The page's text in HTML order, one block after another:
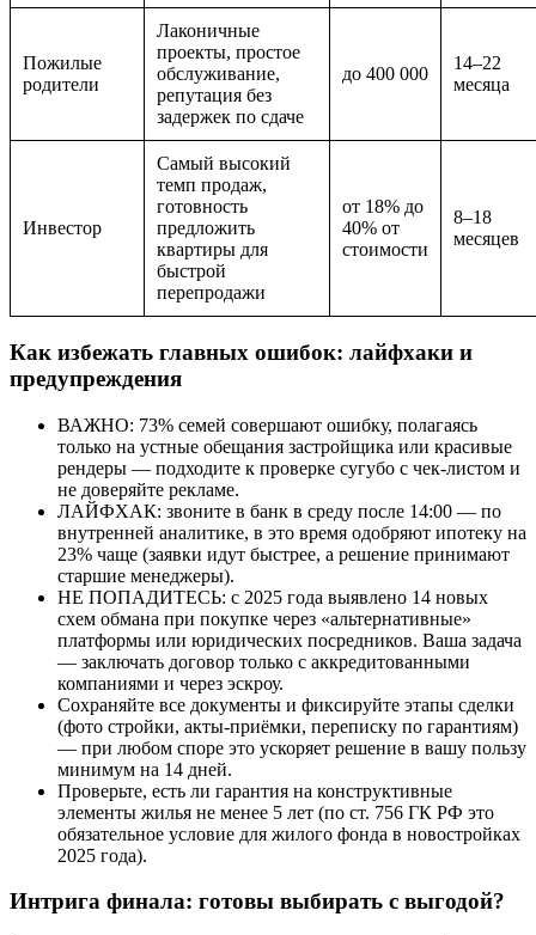
Пожилые
родители
Лаконичные
проекты, простое
обслуживание,
репутация без
задержек по сдаче
до 400 000
14–22
месяца
Инвестор
Самый высокий
темп продаж,
готовность
предложить
квартиры для
быстрой
перепродажи
от 18% до
40% от
стоимости
8–18
месяцев
Как избежать главных ошибок: лайфхаки и
предупреждения
ВАЖНО: 73% семей совершают ошибку, полагаясь
только на устные обещания застройщика или красивые
рендеры — подходите к проверке сугубо с чек-листом и
не доверяйте рекламе.
ЛАЙФХАК: звоните в банк в среду после 14:00 — по
внутренней аналитике, в это время одобряют ипотеку на
23% чаще (заявки идут быстрее, а решение принимают
старшие менеджеры).
НЕ ПОПАДИТЕСЬ: с 2025 года выявлено 14 новых
схем обмана при покупке через «альтернативные»
платформы или юридических посредников. Ваша задача
— заключать договор только с аккредитованными
компаниями и через эскроу.
Сохраняйте все документы и фиксируйте этапы сделки
(фото стройки, акты-приёмки, переписку по гарантиям)
— при любом споре это ускоряет решение в вашу пользу
минимум на 14 дней.
Проверьте, есть ли гарантия на конструктивные
элементы жилья не менее 5 лет (по ст. 756 ГК РФ это
обязательное условие для жилого фонда в новостройках
2025 года).
Интрига финала: готовы выбирать с выгодой?